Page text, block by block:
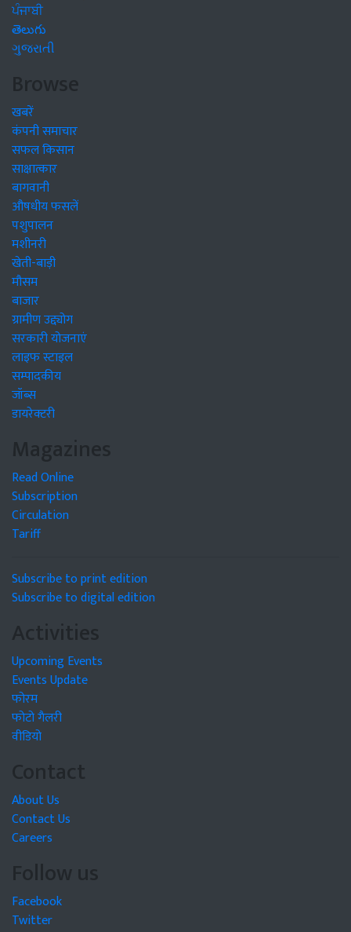
ਪੰਜਾਬੀ
తెలుగు
ગુજરાતી
Browse
खबरें
कंपनी समाचार
सफल किसान
साक्षात्कार
बागवानी
औषधीय फसलें
पशुपालन
मशीनरी
खेती-बाड़ी
मौसम
बाजार
ग्रामीण उद्द्योग
सरकारी योजनाएं
लाइफ स्टाइल
सम्पादकीय
जॉब्स
डायरेक्टरी
Magazines
Read Online
Subscription
Circulation
Tariff
Subscribe to print edition
Subscribe to digital edition
Activities
Upcoming Events
Events Update
फोरम
फोटो गैलरी
वीडियो
Contact
About Us
Contact Us
Careers
Follow us
Facebook
Twitter